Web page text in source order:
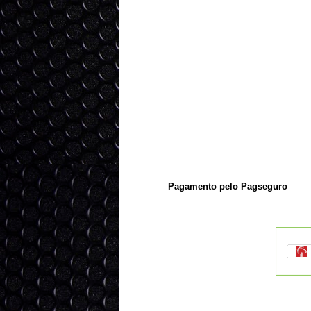
Pagamento pelo Pagseguro